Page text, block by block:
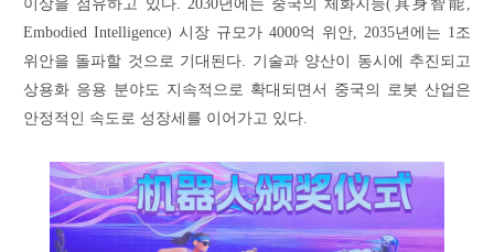
이상을 점유하고 있다. 2030년에는 중국의 체화지능(具身智能,
Embodied Intelligence) 시장 규모가 4000억 위안, 2035년에는 1조
위안을 돌파할 것으로 기대된다. 기술과 양산이 동시에 추진되고
상용화 응용 분야도 지속적으로 확대되면서 중국의 로봇 산업은
안정적인 속도로 성장세를 이어가고 있다.